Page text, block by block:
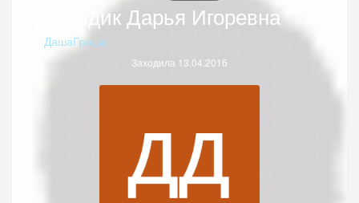
Давыдик Дарья Игоревна
ДашаГриша
Заходила 13.04.2016